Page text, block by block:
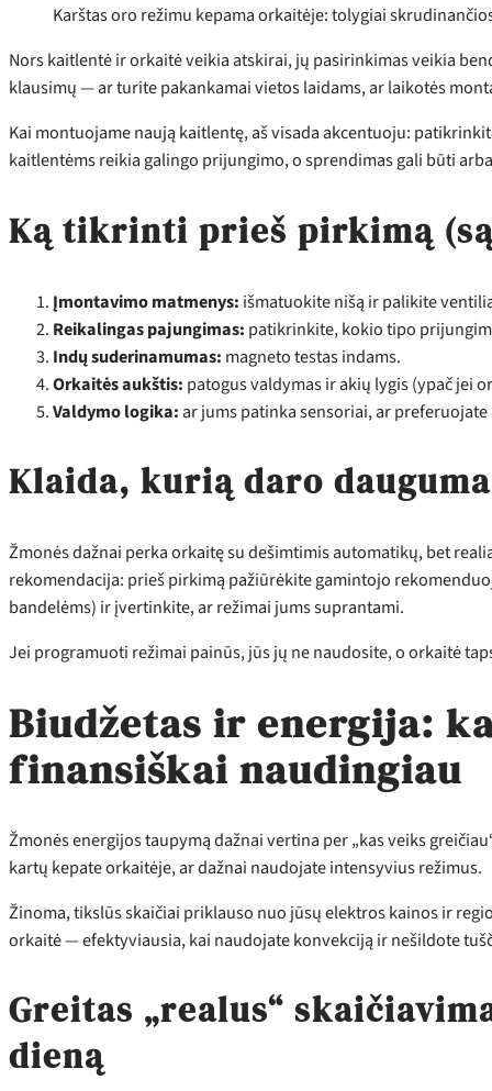
Karštas oro režimu kepama orkaitėje: tolygiai
Nors kaitlentė ir orkaitė veikia atskirai, jų pasirinkimas veikia
klausimų — ar turite pakankamai vietos laidams, ar laikotės
Kai montuojame naują kaitlentę, aš visada akcentuoju:
kaitlentėms reikia galingo prijungimo, o sprendimas gali būti
Ką tikrinti prieš pirkimą
Įmontavimo matmenys: išmatuokite nišą ir palikite
Reikalingas pajungimas: patikrinkite, kokio tipo
Indų suderinamumas: magneto testas indams.
Orkaitės aukštis: patogus valdymas ir akių lygis (ypač jei
Valdymo logika: ar jums patinka sensoriai, ar
Klaida, kurią daro
Žmonės dažnai perka orkaitę su dešimtimis automatikų, bet
rekomendacija: prieš pirkimą pažiūrėkite gamintojo
bandelėms) ir įvertinkite, ar režimai jums suprantami.
Jei programuoti režimai painūs, jūs jų ne naudosite, o orkaitė
Biudžetas ir energija:
finansiškai naudingiau
Žmonės energijos taupymą dažnai vertina per „kas veiks
kartų kepate orkaitėje, ar dažnai naudojate intensyvius režimus.
Žinoma, tikslūs skaičiai priklauso nuo jūsų elektros kainos ir
orkaitė — efektyviausia, kai naudojate konvekciją ir nešildote
Greitas „realus“
dieną